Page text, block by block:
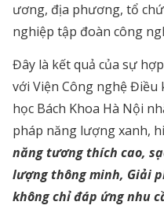
ương, địa phương, tổ
nghiệp tập đoàn công
Đây là kết quả của sự
với Viện Công nghệ
học Bách Khoa Hà Nội
pháp năng lượng xanh,
năng tương thích cao,
lượng thông minh, Giải
không chỉ đáp ứng nhu